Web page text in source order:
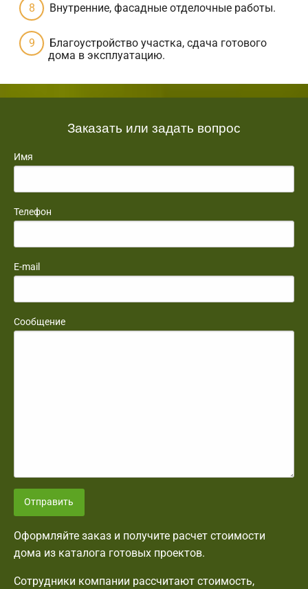
Внутренние, фасадные отделочные работы.
Благоустройство участка, сдача готового
дома в эксплуатацию.
Заказать или задать вопрос
Имя
Телефон
E-mail
Сообщение
Отправить
Оформляйте заказ и получите расчет стоимости
дома из каталога готовых проектов.
Сотрудники компании рассчитают стоимость,